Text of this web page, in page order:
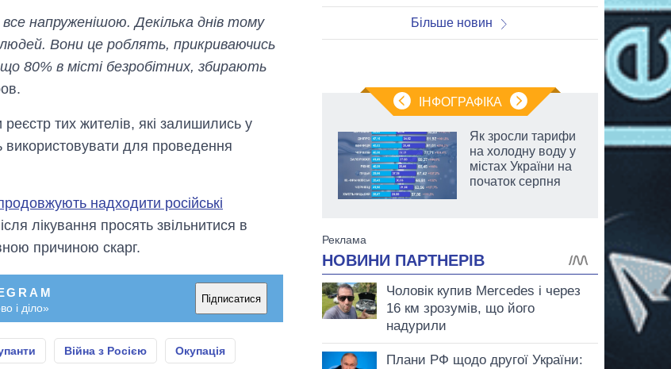
напруженішою. Декілька днів тому
людей. Вони це роблять, прикриваючись
80% в місті безробітних, збирають
тих жителів, які залишились у
використовувати для проведення
надходити російські
лікування просять звільнитися в
причиною скарг.
і діло»
Підписатися
Війна з Росією Окупація
Більше новин
ІНФОГРАФІКА
Скільки картоплі
вирощували в
Як зросли тарифи
на холодну воду у
містах України на
початок серпня